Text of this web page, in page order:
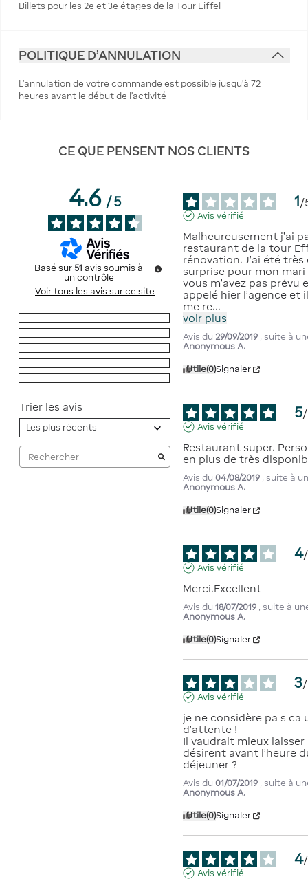
Billets pour les 2e et 3e étages de la Tour Eiffel
POLITIQUE D'ANNULATION
L’annulation de votre commande est possible jusqu’à 72
heures avant le début de l’activité
CE QUE PENSENT NOS CLIENTS
4.6/5
Basé sur 51 avis soumis à
un contrôle
Voir tous les avis sur ce site
33
16
Trier les avis
1/
Avis vérifié
Malheureusement j’ai
restaurant de la tour
rénovation. J’ai été
surprise pour mon
vous m’avez pas prévu
appelé hier l’agence
me re...
voir plus
Avis du 29/09/2019 , suite à
Anonymous A.
Utile(0)Signaler
5/
Avis vérifié
Restaurant super.
en plus de très
Avis du04/08/2019 , suite à
Anonymous A.
Utile(0)Signaler
4/
Avis vérifié
Merci.Excellent
Avis du18/07/2019 , suite à
Anonymous A.
Utile(0)Signaler
3/
Avis vérifié
je ne considère pa s ca
d'attente !
Il vaudrait mieux
désirent avant l'heure
déjeuner ?
Avis du01/07/2019 , suite à
Anonymous A.
Utile(0)Signaler
4/
Avis vérifié